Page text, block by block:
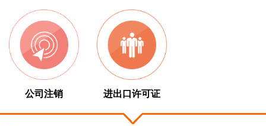
公司注销 进出口许可证